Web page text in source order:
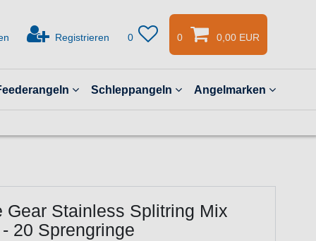
Registrieren 0 0 0,00 EUR
Schleppangeln Angelmarken
Gear Stainless Splitring Mix
20 Sprengringe